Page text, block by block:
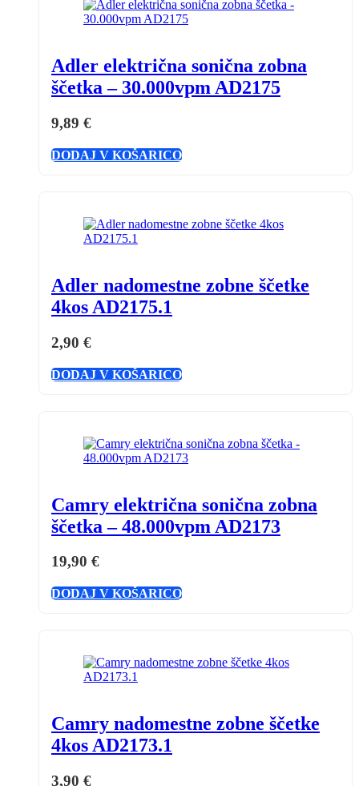
Adler električna sonična zobna
ščetka – 30.000vpm AD2175
9,89 €
DODAJ V KOŠARICO
Adler nadomestne zobne ščetke
4kos AD2175.1
2,90 €
DODAJ V KOŠARICO
Camry električna sonična zobna
ščetka – 48.000vpm AD2173
19,90 €
DODAJ V KOŠARICO
Camry nadomestne zobne ščetke
4kos AD2173.1
3,90 €